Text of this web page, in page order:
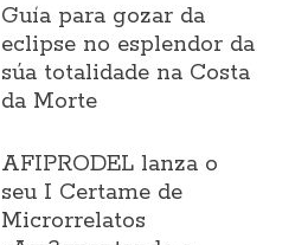
Guía para gozar da
eclipse no esplendor da
súa totalidade na Costa
da Morte
AFIPRODEL lanza o
seu I Certame de
Microrrelatos